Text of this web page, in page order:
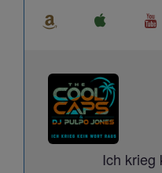
Ich krieg